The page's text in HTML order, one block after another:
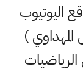
اليوتيوب
)